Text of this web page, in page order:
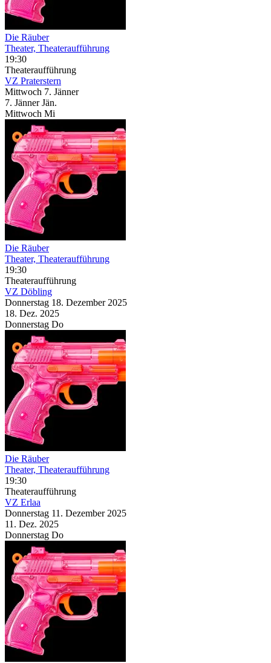
Die Räuber
Theater, Theateraufführung
19:30
Theateraufführung
VZ Praterstern
Mittwoch 7. Jänner
7. Jänner Jän.
Mittwoch Mi
Die Räuber
Theater, Theateraufführung
19:30
Theateraufführung
VZ Döbling
Donnerstag 18. Dezember 2025
18. Dez. 2025
Donnerstag Do
Die Räuber
Theater, Theateraufführung
19:30
Theateraufführung
VZ Erlaa
Donnerstag 11. Dezember 2025
11. Dez. 2025
Donnerstag Do